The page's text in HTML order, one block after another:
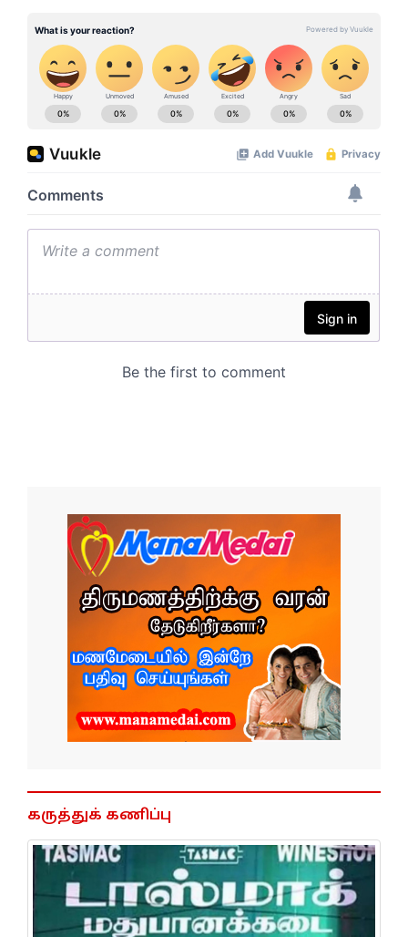
கருத்துக் கணிப்பு